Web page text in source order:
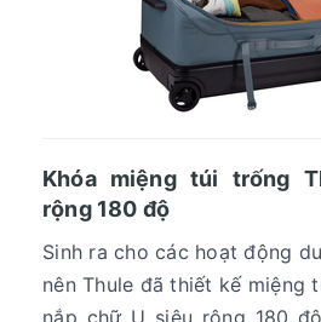
Khóa miệng túi trống
rộng 180 độ
Sinh ra cho các hoạt động
nên Thule đã thiết kế miệng
nắp chữ U siêu rộng 180